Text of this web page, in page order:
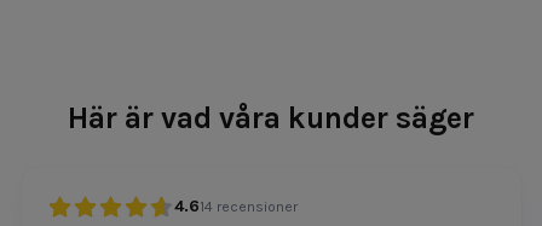
Här är vad våra kunder säger
4.614 recensioner